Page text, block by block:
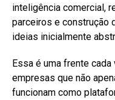
inteligência comercial,
parceiros e construção
ideias inicialmente
Essa é uma frente
empresas que não
funcionam como